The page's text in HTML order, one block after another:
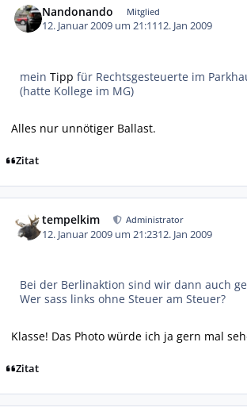
Nandonando Mitglied
12. Januar 2009 um 21:1112. Jan 2009
meinTipp für Rechtsgesteuerte im
(hatte Kollege im MG)
Alles nur unnötiger Ballast.
Zitat
tempelkim Administrator
12. Januar 2009 um 21:2312. Jan 2009
Bei der Berlinaktion sind wir dann auch
Wer sass links ohne Steuer am Steuer?
Klasse! Das Photo würde ich ja gern mal
Zitat